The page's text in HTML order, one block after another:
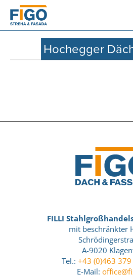
Hochegger
FILLI
mit beschränkter
A-9020
Tel.: +43 (0)463
E-Mail: